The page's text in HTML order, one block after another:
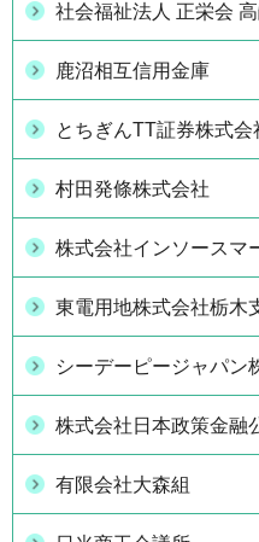
社会福祉法人 正栄会
鹿沼相互信用金庫
とちぎんTT証券株式会
村田発條株式会社
株式会社インソースマ
東電用地株式会社栃木
シーデーピージャパン
株式会社日本政策金融
有限会社大森組